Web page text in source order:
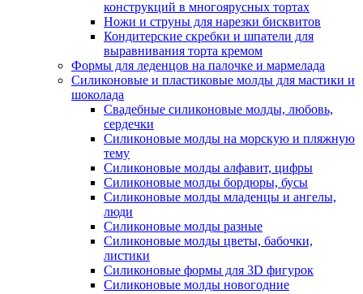
конструкций в многоярусных тортах
Ножи и струны для нарезки бисквитов
Кондитерские скребки и шпатели для
выравнивания торта кремом
Формы для леденцов на палочке и мармелада
Силиконовые и пластиковые молды для мастики и
шоколада
Свадебные силиконовые молды, любовь,
сердечки
Силиконовые молды на морскую и пляжную
тему
Силиконовые молды алфавит, цифры
Силиконовые молды бордюры, бусы
Силиконовые молды младенцы и ангелы,
люди
Силиконовые молды разные
Силиконовые молды цветы, бабочки,
листики
Силиконовые формы для 3D фигурок
Силиконовые молды новогодние